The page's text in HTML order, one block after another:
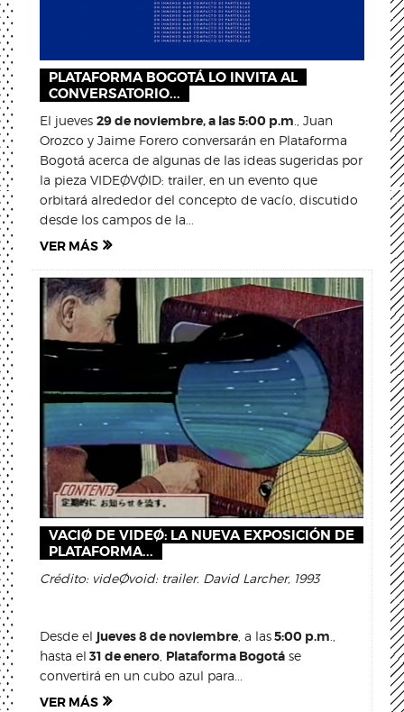
PLATAFORMA BOGOTÁ LO INVITA AL
CONVERSATORIO...
El jueves 29 de noviembre, a las 5:00 p.m ., Juan
Orozco y Jaime Forero conversarán en Plataforma
Bogotá acerca de algunas de las ideas sugeridas por
la pieza VIDEØVØID: trailer, en un evento que
orbitará alrededor del concepto de vacío, discutido
desde los campos de la...
VER MÁS
VACIØ DE VIDEØ: LA NUEVA EXPOSICIÓN DE
PLATAFORMA...
Crédito: videØvoid: trailer. David Larcher, 1993
Desde el jueves 8 de noviembre, a las5:00 p.m
hasta el 31 de enero, Plataforma Bogotáse
convertirá en un cubo azul para...
VER MÁS